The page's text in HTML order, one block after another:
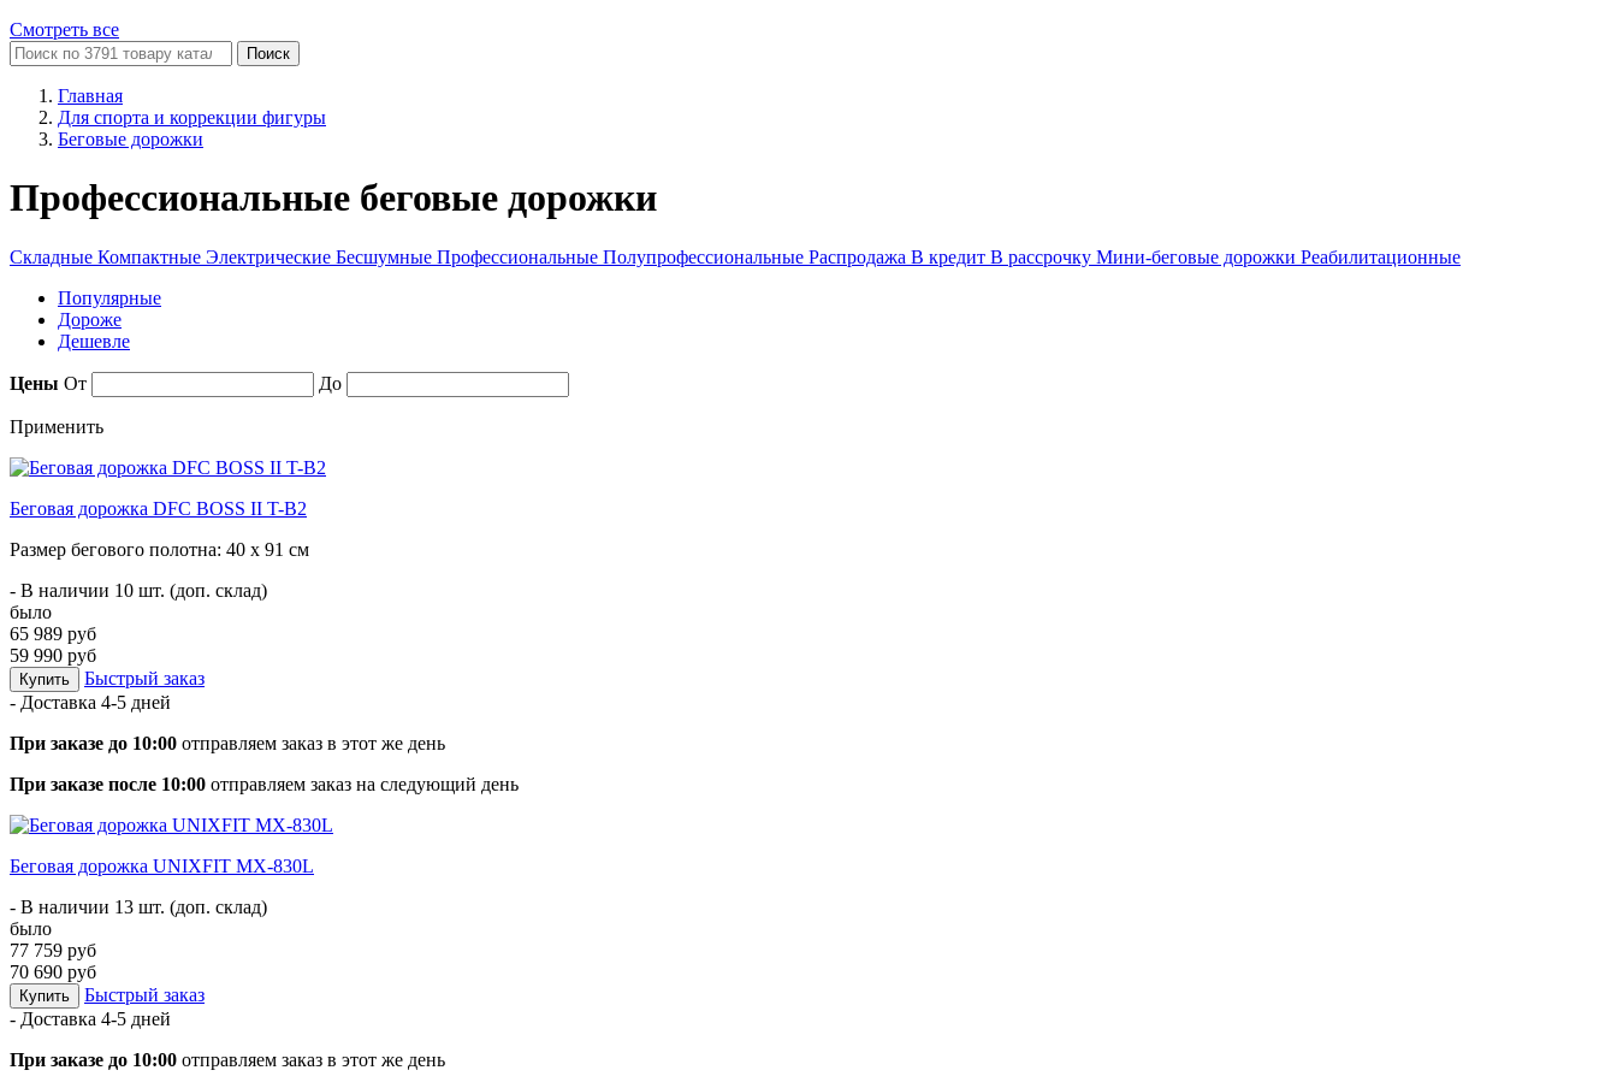
Смотреть все
Поиск
Главная
Для спорта и коррекции фигуры
Беговые дорожки
Профессиональные беговые дорожки
Складные Компактные Электрические Бесшумные Профессиональные Полупрофессиональные Распродажа В кредит В рассрочку Мини-беговые дорожки Реабилитационные
Популярные
Дороже
Дешевле
Цены От До
Применить
Беговая дорожка DFC BOSS II T-B2
Размер бегового полотна: 40 х 91 см
- В наличии 10 шт. (доп. склад)
было
65 989 руб
59 990 руб
Купить
Быстрый заказ
- Доставка 4-5 дней
При заказе до 10:00 отправляем заказ в этот же день
При заказе после 10:00 отправляем заказ на следующий день
Беговая дорожка UNIXFIT MX-830L
- В наличии 13 шт. (доп. склад)
было
77 759 руб
70 690 руб
Купить
Быстрый заказ
- Доставка 4-5 дней
При заказе до 10:00 отправляем заказ в этот же день